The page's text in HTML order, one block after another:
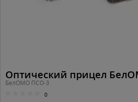
Оптический прицел
БелОМО ПСО-3
0